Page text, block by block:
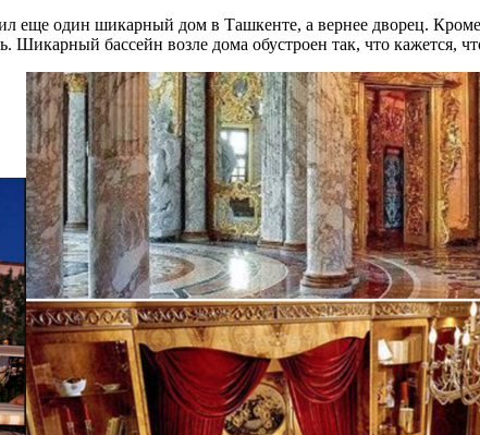
еще один шикарный дом в Ташкенте, а вернее дворец.
бассейн возле дома обустроен так, что кажется,